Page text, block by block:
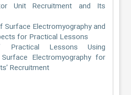
Unit Recruitment and Its
Electromyography and
for Practical Lessons
Lessons Using
Electromyography for
Recruitment